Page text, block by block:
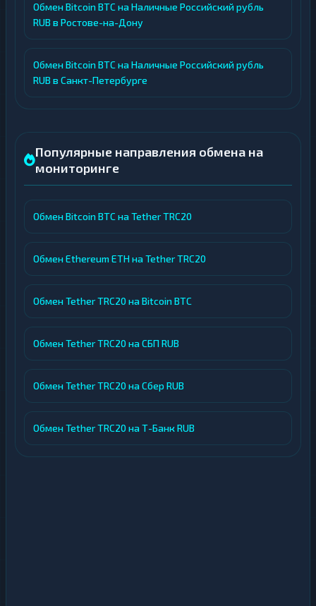
Обмен Bitcoin BTC на Наличные Российский рубль
RUB в Ростове-на-Дону
Обмен Bitcoin BTC на Наличные Российский рубль
RUB в Санкт-Петербурге
Популярные направления обмена на
мониторинге
Обмен Bitcoin BTC на Tether TRC20
Обмен Ethereum ETH на Tether TRC20
Обмен Tether TRC20 на Bitcoin BTC
Обмен Tether TRC20 на СБП RUB
Обмен Tether TRC20 на Сбер RUB
Обмен Tether TRC20 на Т-Банк RUB